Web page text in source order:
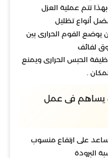
تتم عملية العزل
أنواع تظليل
يوضع الفوم الحرارى بين
لفائف
الحبس الحرارى ويمنع
.
يساهم فى عمل
على ارتفاع منسوب
البرودة